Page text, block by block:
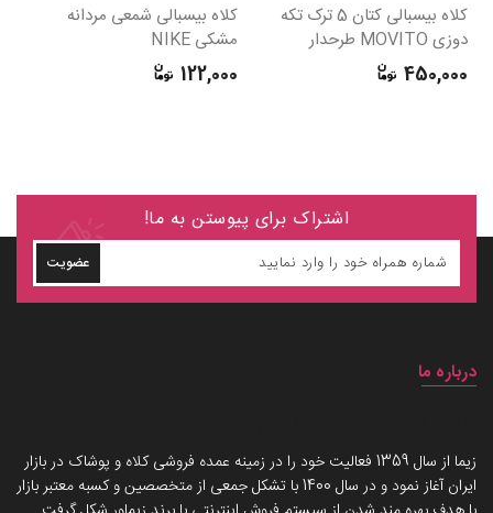
کلاه بیسبالی کتان 5 ترک تکه
دوزی MOVITO طرحدار
450,000
کلاه بیسبالی شمعی مردانه
مشکی NIKE
122,000
اشتراک برای پیوستن به ما!
عضویت
درباره ما
زیما از سال 1359 فعالیت خود را در زمینه عمده فروشی کلاه و پوشاک در بازار
ایران آغاز نمود و در سال 1400 با تشکل جمعی از متخصصین و کسبه معتبر بازار